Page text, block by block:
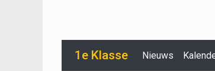
1e Klasse Nieuws